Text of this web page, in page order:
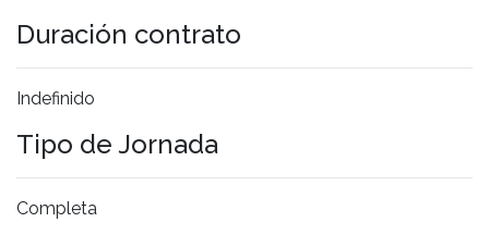
Duración contrato
Indefinido
Tipo de Jornada
Completa